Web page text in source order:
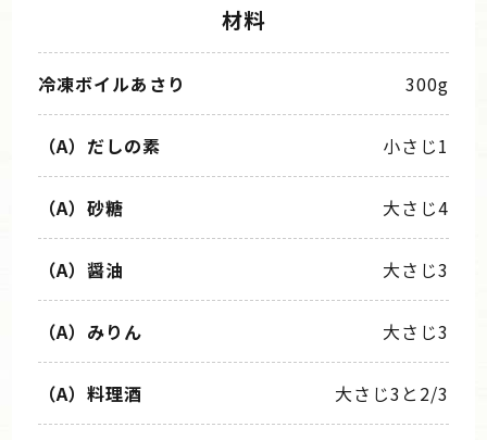
材料
冷凍ボイルあさり 300g
（A）だしの素 小さじ1
（A）砂糖 大さじ4
（A）醤油 大さじ3
（A）みりん 大さじ3
（A）料理酒 大さじ3と2/3